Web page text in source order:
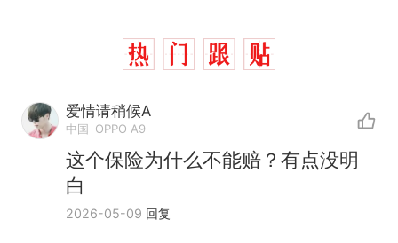
爱情请稍候A
中国 OPPO A9
这个保险为什么不能赔？有点没明
白
2026-05-09 回复